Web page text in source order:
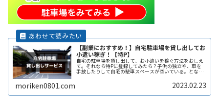
【副業におすすめ！】自宅駐車場を貸し出してお
小遣い稼ぎ！【特P】
自宅の駐車場を貸し出して、お小遣いを稼ぐ方法をおしえ
て。それなら特Pに登録してみたら？子供の独立や、車を
手放したりして自宅の駐車スペースが空いている。となり
貸すと副収入になると聞いたことがReadMore...
moriken0801.com 2023.02.23